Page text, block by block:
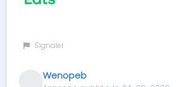
Signaler
Wenopeb